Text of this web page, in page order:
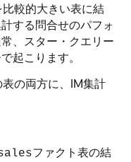
較的大きい表に結
する問合せのパフォ
、スター・クエリー
起こります。
の両方に、IM集計
ファクト表の結